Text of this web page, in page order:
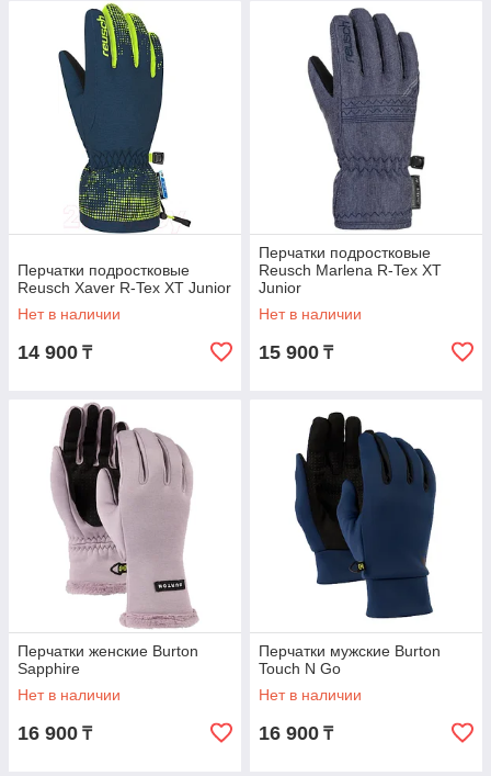
Перчатки подростковые
Reusch Xaver R-Tex XT Junior
Нет в наличии
14 900 ₸
Перчатки подростковые
Reusch Marlena R-Tex XT
Junior
Нет в наличии
15 900 ₸
Перчатки женские Burton
Sapphire
Нет в наличии
16 900 ₸
Перчатки мужские Burton
Touch N Go
Нет в наличии
16 900 ₸